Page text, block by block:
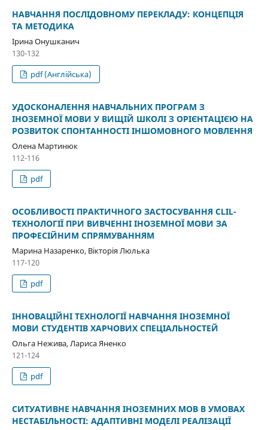
НАВЧАННЯ ПОСЛІДОВНОМУ ПЕРЕКЛАДУ: КОНЦЕПЦІЯ
ТА МЕТОДИКА
Ірина Онушканич
130-132
pdf (Англійська)
УДОСКОНАЛЕННЯ НАВЧАЛЬНИХ ПРОГРАМ З
ІНОЗЕМНОЇ МОВИ У ВИЩІЙ ШКОЛІ З ОРІЄНТАЦІЄЮ НА
РОЗВИТОК СПОНТАННОСТІ ІНШОМОВНОГО МОВЛЕННЯ
Олена Мартинюк
112-116
pdf
ОСОБЛИВОСТІ ПРАКТИЧНОГО ЗАСТОСУВАННЯ CLIL-
ТЕХНОЛОГІЇ ПРИ ВИВЧЕННІ ІНОЗЕМНОЇ МОВИ ЗА
ПРОФЕСІЙНИМ СПРЯМУВАННЯМ
Марина Назаренко, Вікторія Люлька
117-120
pdf
ІННОВАЦІЙНІ ТЕХНОЛОГІЇ НАВЧАННЯ ІНОЗЕМНОЇ
МОВИ СТУДЕНТІВ ХАРЧОВИХ СПЕЦІАЛЬНОСТЕЙ
Ольга Нежива, Лариса Яненко
121-124
pdf
СИТУАТИВНЕ НАВЧАННЯ ІНОЗЕМНИХ МОВ В УМОВАХ
НЕСТАБІЛЬНОСТІ: АДАПТИВНІ МОДЕЛІ РЕАЛІЗАЦІЇ